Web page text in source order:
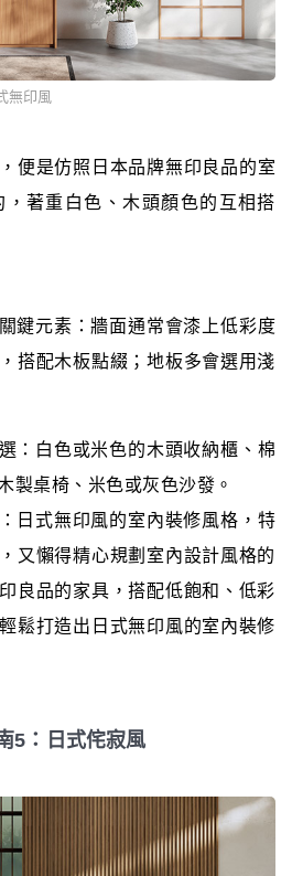
無印風
便是仿照日本品牌無印良品的室
著重白色、木頭顏色的互相搭
鍵元素：牆面通常會漆上低彩度
搭配木板點綴；地板多會選用淺
：白色或米色的木頭收納櫃、棉
製桌椅、米色或灰色沙發。
日式無印風的室內裝修風格，特
又懶得精心規劃室內設計風格的
良品的家具，搭配低飽和、低彩
鬆打造出日式無印風的室內裝修
5：日式侘寂風